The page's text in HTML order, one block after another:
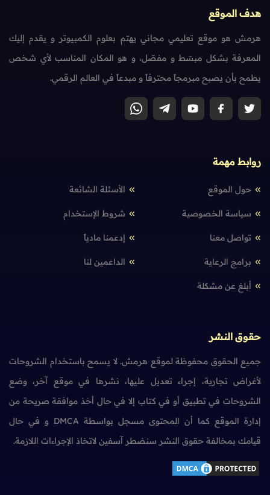
هدف الموقع
هرمش هو موقع تعليمي مجاني يهتم بعلوم الكمبيوتر و يقدم إليك
المعرفة بشكل مبسّط و مفصّل، و هو المكان المناسب لأي شخص
يطمح بأن يصبح مبرمجاً محترفاً و مبدعاً في العالم الرقمي.
روابط مهمة
حول الموقع الأسئلة الشائعة
سياسة الخصوصية شروط الإستخدام
تواصل معنا إدعمنا مادياً
برامج الرعاية الداعمين لنا
أبلغ عن مشكلة
حقوق النشر
جميع الحقوق محفوظة لموقع هرمش. لا يسمح باستخدام الشروحات
لأغراض تجارية، إجراء تعديل عليها، نشرها في موقع آخر، وضع
الشروحات في تطبيق أو في كتاب إلا في حال أخذ موافقة صريحة من
إدارة الموقع كما أن المحتوى مسجل بواسطة DMCA و في حال
قيامك بمخالفة حقوق النشر سنضطر آسفين لاتخاذ الإجراءات اللازمة.